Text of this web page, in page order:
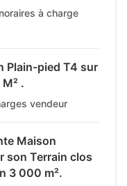
à charge
Plain-pied T4 sur
.
vendeur
Maison
son Terrain clos
3 000 m².